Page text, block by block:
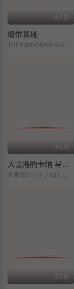
全1集
缎带英雄
全1集
大雪海的卡纳 星之贤者
大雪海のカイナ/ほしのけんじゃ/
全1集